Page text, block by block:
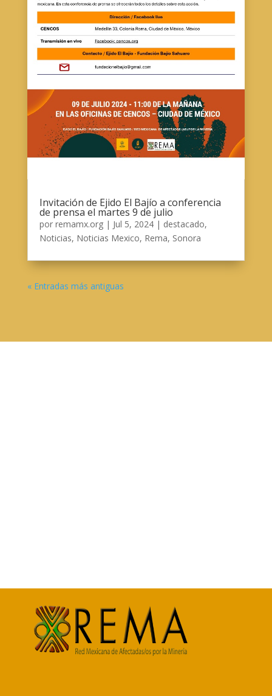
Invitación de Ejido El Bajío a conferencia
de prensa el martes 9 de julio
por remamx.org| Jul 5, 2024| destacado,
Noticias, Noticias Mexico, Rema, Sonora
« Entradas más antiguas